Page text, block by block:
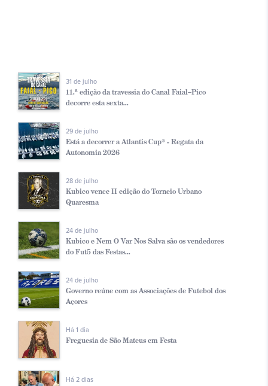
31 de julho
11.ª edição da travessia do Canal Faial–Pico
decorre esta sexta...
29 de julho
Está a decorrer a Atlantis Cup® - Regata da
Autonomia 2026
28 de julho
Kubico vence II edição do Torneio Urbano
Quaresma
24 de julho
Kubico e Nem O Var Nos Salva são os vendedores
do Fut5 das Festas...
24 de julho
Governo reúne com as Associações de Futebol dos
Açores
Há 1 dia
Freguesia de São Mateus em Festa
Há 2 dias